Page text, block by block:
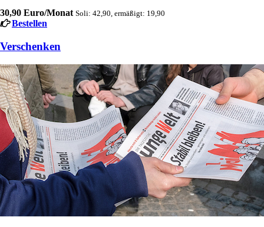
30,90 Euro/Monat Soli: 42,90, ermäßigt: 19,90
Bestellen
Verschenken